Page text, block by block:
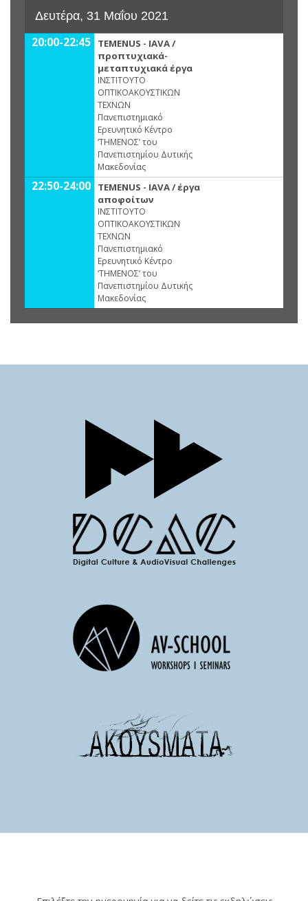
Δευτέρα, 31 Μαΐου 2021
20:00-22:45
TEMENUS - IAVA /
προπτυχιακά-
μεταπτυχιακά έργα
ΙΝΣΤΙΤΟΥΤΟ
ΟΠΤΙΚΟΑΚΟΥΣΤΙΚΩΝ
ΤΕΧΝΩΝ
Πανεπιστημιακό
Ερευνητικό Κέντρο
‘ΤΗΜΕΝΟΣ’ του
Πανεπιστημίου Δυτικής
Μακεδονίας
22:50-24:00
TEMENUS - IAVA / έργα
αποφοίτων
ΙΝΣΤΙΤΟΥΤΟ
ΟΠΤΙΚΟΑΚΟΥΣΤΙΚΩΝ
ΤΕΧΝΩΝ
Πανεπιστημιακό
Ερευνητικό Κέντρο
‘ΤΗΜΕΝΟΣ’ του
Πανεπιστημίου Δυτικής
Μακεδονίας